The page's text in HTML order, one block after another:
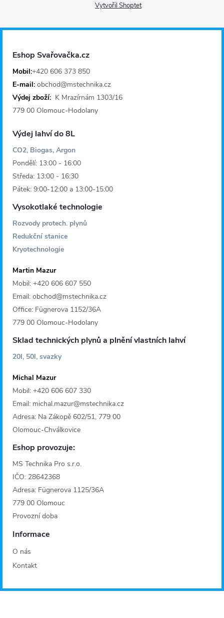
p
Vytvořil Shoptet
Eshop Svařovačka.cz
Mobil:+420 606 373 850
E-mail: obchod@mstechnika.cz
Výdej zboží: K Mrazírnám 1303/16
779 00 Olomouc-Hodolany
Výdej lahví do 8L
CO2, Biogas, Argon
Pondělí: 13:00 - 16:00
Středa: 13:00 - 16:30
Pátek: 9:00-12:00 a 13:00-15:00
Vysokotlaké technologie
Rozvody protech. plynů
Redukční stanice
Kryotechnologie
Martin Mazur
Mobil: +420 606 607 550
Email: obchod@mstechnika.cz
Office: Fügnerova 1152/36A
779 00 Olomouc-Hodolany
Sklad technických plynů a plnění vlastních lahví
20l, 50l, svazky
Michal Mazur
Mobil: +420 606 607 330
Email: michal.mazur@mstechnika.cz
Adresa: Na Zákopě 602/51, 779 00
Olomouc-Chválkovice
Eshop provozuje:
MS Technika Pro s.r.o.
IČO: 28642368
Adresa: Fügnerova 1125/36A
779 00 Olomouc
Provozní doba
Informace
O nás
Kontakt